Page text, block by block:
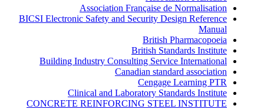
Association Française de Normalisation
BICSI Electronic Safety and Security Design Reference
Manual
British Pharmacopoeia
British Standards Institute
Building Industry Consulting Service International
Canadian standard association
Cengage Learning PTR
Clinical and Laboratory Standards Institute
CONCRETE REINFORCING STEEL INSTITUTE